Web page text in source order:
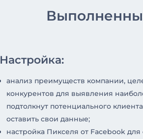
Настройка:
анализ преимуществ компании,
конкурентов для выявления
подтолкнут потенциального
оставить свои данные;
настройка Пикселя от Facebook